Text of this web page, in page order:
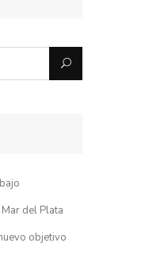
del Plata
objetivo